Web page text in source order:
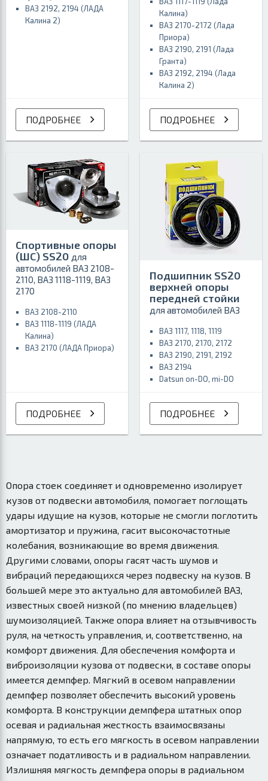
ВАЗ 2192, 2194 (ЛАДА
Калина 2)
ПОДРОБНЕЕ
Калина)
ВАЗ 2170-2172 (Лада
Приора)
ВАЗ 2190, 2191 (Лада
Гранта)
ВАЗ 2192, 2194 (Лада
Калина 2)
ПОДРОБНЕЕ
Спортивные опоры
(ШС) SS20 для
автомобилей ВАЗ 2108-
2110, ВАЗ 1118-1119, ВАЗ
2170
ВАЗ 2108-2110
ВАЗ 1118-1119 (ЛАДА
Калина)
ВАЗ 2170 (ЛАДА Приора)
ПОДРОБНЕЕ
Подшипник SS20
верхней опоры
передней стойки
для автомобилей ВАЗ
ВАЗ 1117, 1118, 1119
ВАЗ 2170, 2170, 2172
ВАЗ 2190, 2191, 2192
ВАЗ 2194
Datsun on-DO, mi-DO
ПОДРОБНЕЕ
Опора стоек соединяет и одновременно изолирует
кузов от подвески автомобиля, помогает поглощать
удары идущие на кузов, которые не смогли поглотить
амортизатор и пружина, гасит высокочастотные
колебания, возникающие во время движения.
Другими словами, опоры гасят часть шумов и
вибраций передающихся через подвеску на кузов. В
большей мере это актуально для автомобилей ВАЗ,
известных своей низкой (по мнению владельцев)
шумоизоляцией. Также опора влияет на отзывчивость
руля, на четкость управления, и, соответственно, на
комфорт движения. Для обеспечения комфорта и
виброизоляции кузова от подвески, в составе опоры
имеется демпфер. Мягкий в осевом направлении
демпфер позволяет обеспечить высокий уровень
комфорта. В конструкции демпфера штатных опор
осевая и радиальная жесткость взаимосвязаны
напрямую, то есть его мягкость в осевом направлении
означает податливость и в радиальном направлении.
Излишняя мягкость демпфера опоры в радиальном